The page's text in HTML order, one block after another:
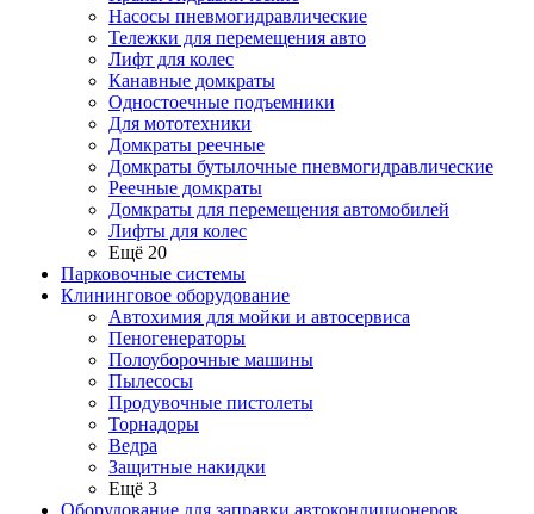
Насосы пневмогидравлические
Тележки для перемещения авто
Лифт для колес
Канавные домкраты
Одностоечные подъемники
Для мототехники
Домкраты реечные
Домкраты бутылочные пневмогидравлические
Реечные домкраты
Домкраты для перемещения автомобилей
Лифты для колес
Ещё 20
Парковочные системы
Клининговое оборудование
Автохимия для мойки и автосервиса
Пеногенераторы
Полоуборочные машины
Пылесосы
Продувочные пистолеты
Торнадоры
Ведра
Защитные накидки
Ещё 3
Оборудование для заправки автокондиционеров